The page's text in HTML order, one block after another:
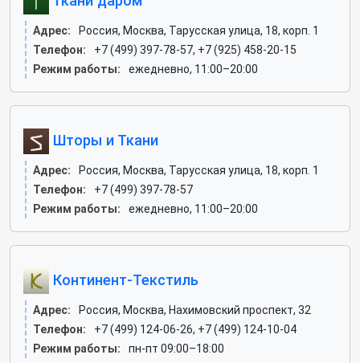
Адрес:
Россия, Москва, Тарусская улица, 18, корп. 1
Телефон:
+7 (499) 397-78-57, +7 (925) 458-20-15
Режим работы:
ежедневно, 11:00–20:00
Шторы и Ткани
Адрес:
Россия, Москва, Тарусская улица, 18, корп. 1
Телефон:
+7 (499) 397-78-57
Режим работы:
ежедневно, 11:00–20:00
Континент-Текстиль
Адрес:
Россия, Москва, Нахимовский проспект, 32
Телефон:
+7 (499) 124-06-26, +7 (499) 124-10-04
Режим работы:
пн-пт 09:00–18:00